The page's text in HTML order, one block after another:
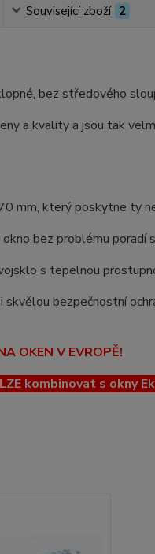
Související zboží 2
bez středového
a kvality a jsou tak
mm, který poskytne ty
bez problému poradí
s tepelnou
bezpečnostní
OKEN V EVROPĚ!
kombinovat s okny